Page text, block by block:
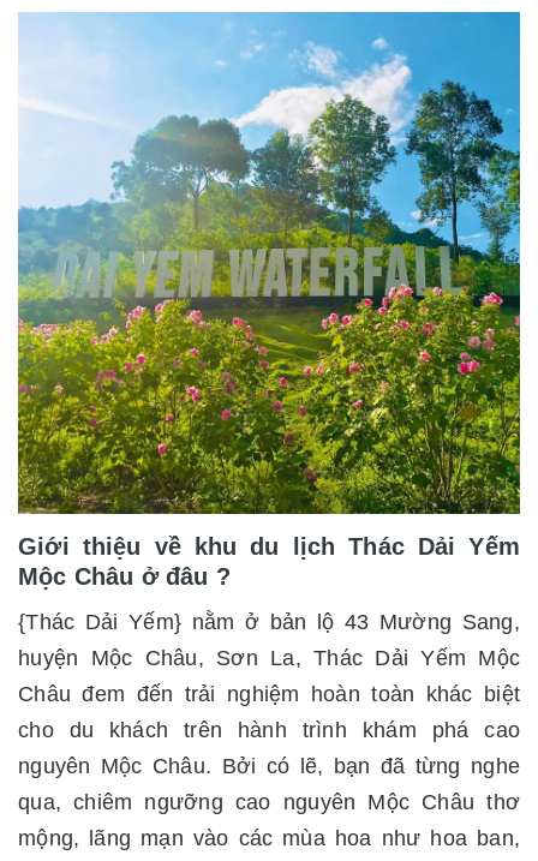
Giới thiệu về khu du lịch Thác Dải Yếm
Mộc Châu ở đâu ?
{Thác Dải Yếm} nằm ở bản lộ 43 Mường Sang,
huyện Mộc Châu, Sơn La, Thác Dải Yếm Mộc
Châu đem đến trải nghiệm hoàn toàn khác biệt
cho du khách trên hành trình khám phá cao
nguyên Mộc Châu. Bởi có lẽ, bạn đã từng nghe
qua, chiêm ngưỡng cao nguyên Mộc Châu thơ
mộng, lãng mạn vào các mùa hoa như hoa ban,